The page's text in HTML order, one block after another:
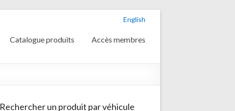
English
Catalogue produits Accès membres
Rechercher un produit par véhicule